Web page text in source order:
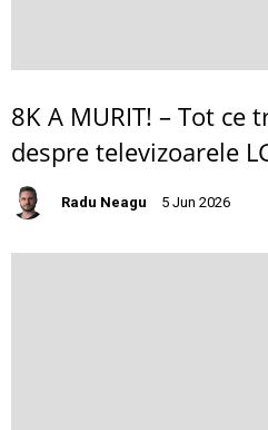
8K A MURIT! – Tot ce
despre televizoarele
Radu Neagu 5 Jun 2026